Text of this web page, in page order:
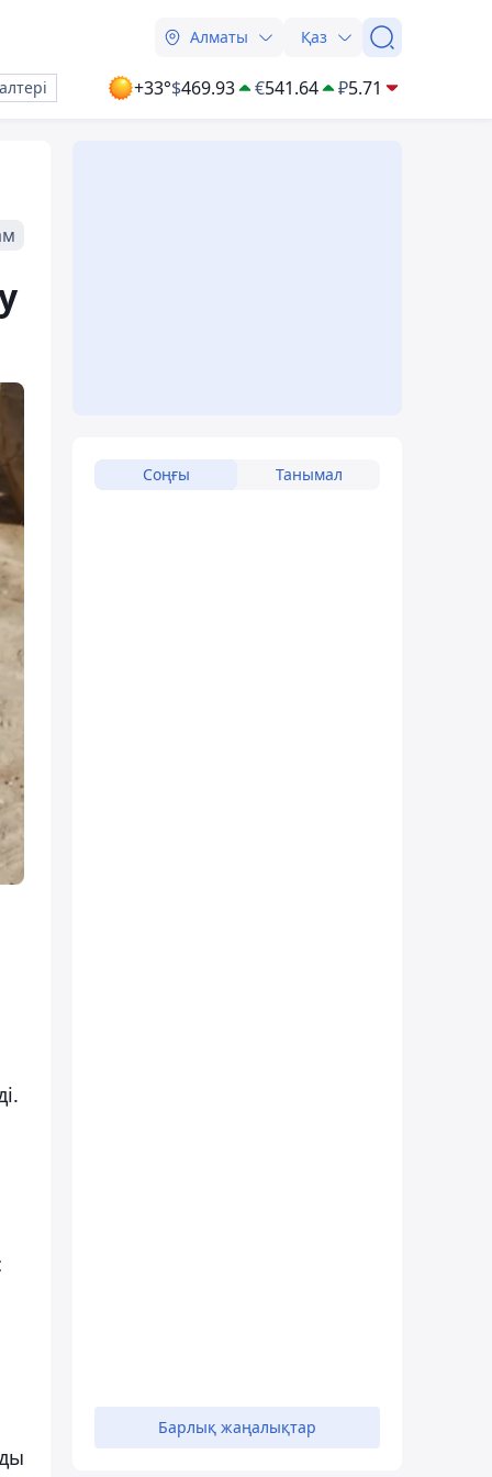
Алматы Қаз
+33°$469.93 €541.64 ₽5.71
Соңғы Танымал
Барлық жаңалықтар